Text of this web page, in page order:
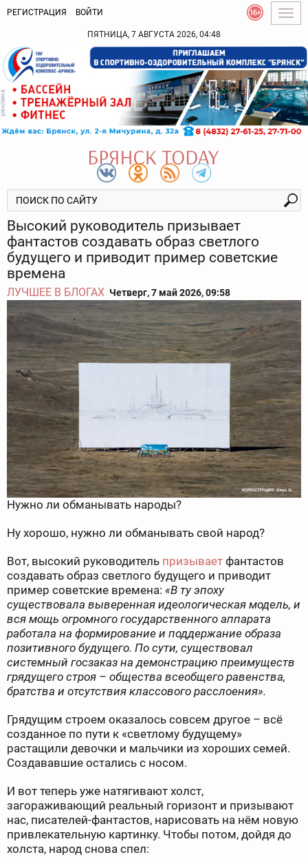
РЕГИСТРАЦИЯ ВОЙТИ
ПЯТНИЦА, 7 АВГУСТА 2026, 04:48
Высокий руководитель призывает
фантастов создавать образ светлого
будущего и приводит пример советские
времена
ЛУЧШЕЕ В БЛОГАХ Четверг, 7 май 2026, 09:58
Нужно ли обманывать народы?
Ну хорошо, нужно ли обманывать свой народ?
Вот, высокий руководитель призывает фантастов
создавать образ светлого будущего и приводит
пример советские времена: «В ту эпоху
существовала выверенная идеологическая модель, и
вся мощь огромного государственного аппарата
работала на формирование и поддержание образа
позитивного будущего. По сути, существовал
системный госзаказ на демонстрацию преимуществ
грядущего строя – общества всеобщего равенства,
братства и отсутствия классового расслоения».
Грядущим строем оказалось совсем другое – всё
созданное по пути к «светлому будущему»
растащили девочки и мальчики из хороших семей.
Создававшие остались с носом.
И вот теперь уже натягивают холст,
загораживающий реальный горизонт и призывают
нас, писателей-фантастов, нарисовать на нём новую
привлекательную картинку. Чтобы потом, дойдя до
холста, народ снова спел: